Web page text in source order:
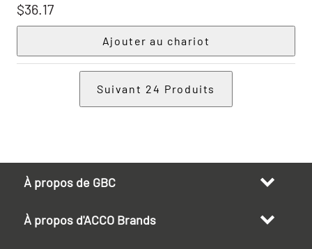
$36.17
Suivant 24 Produits
À propos de GBC
À propos d'ACCO Brands